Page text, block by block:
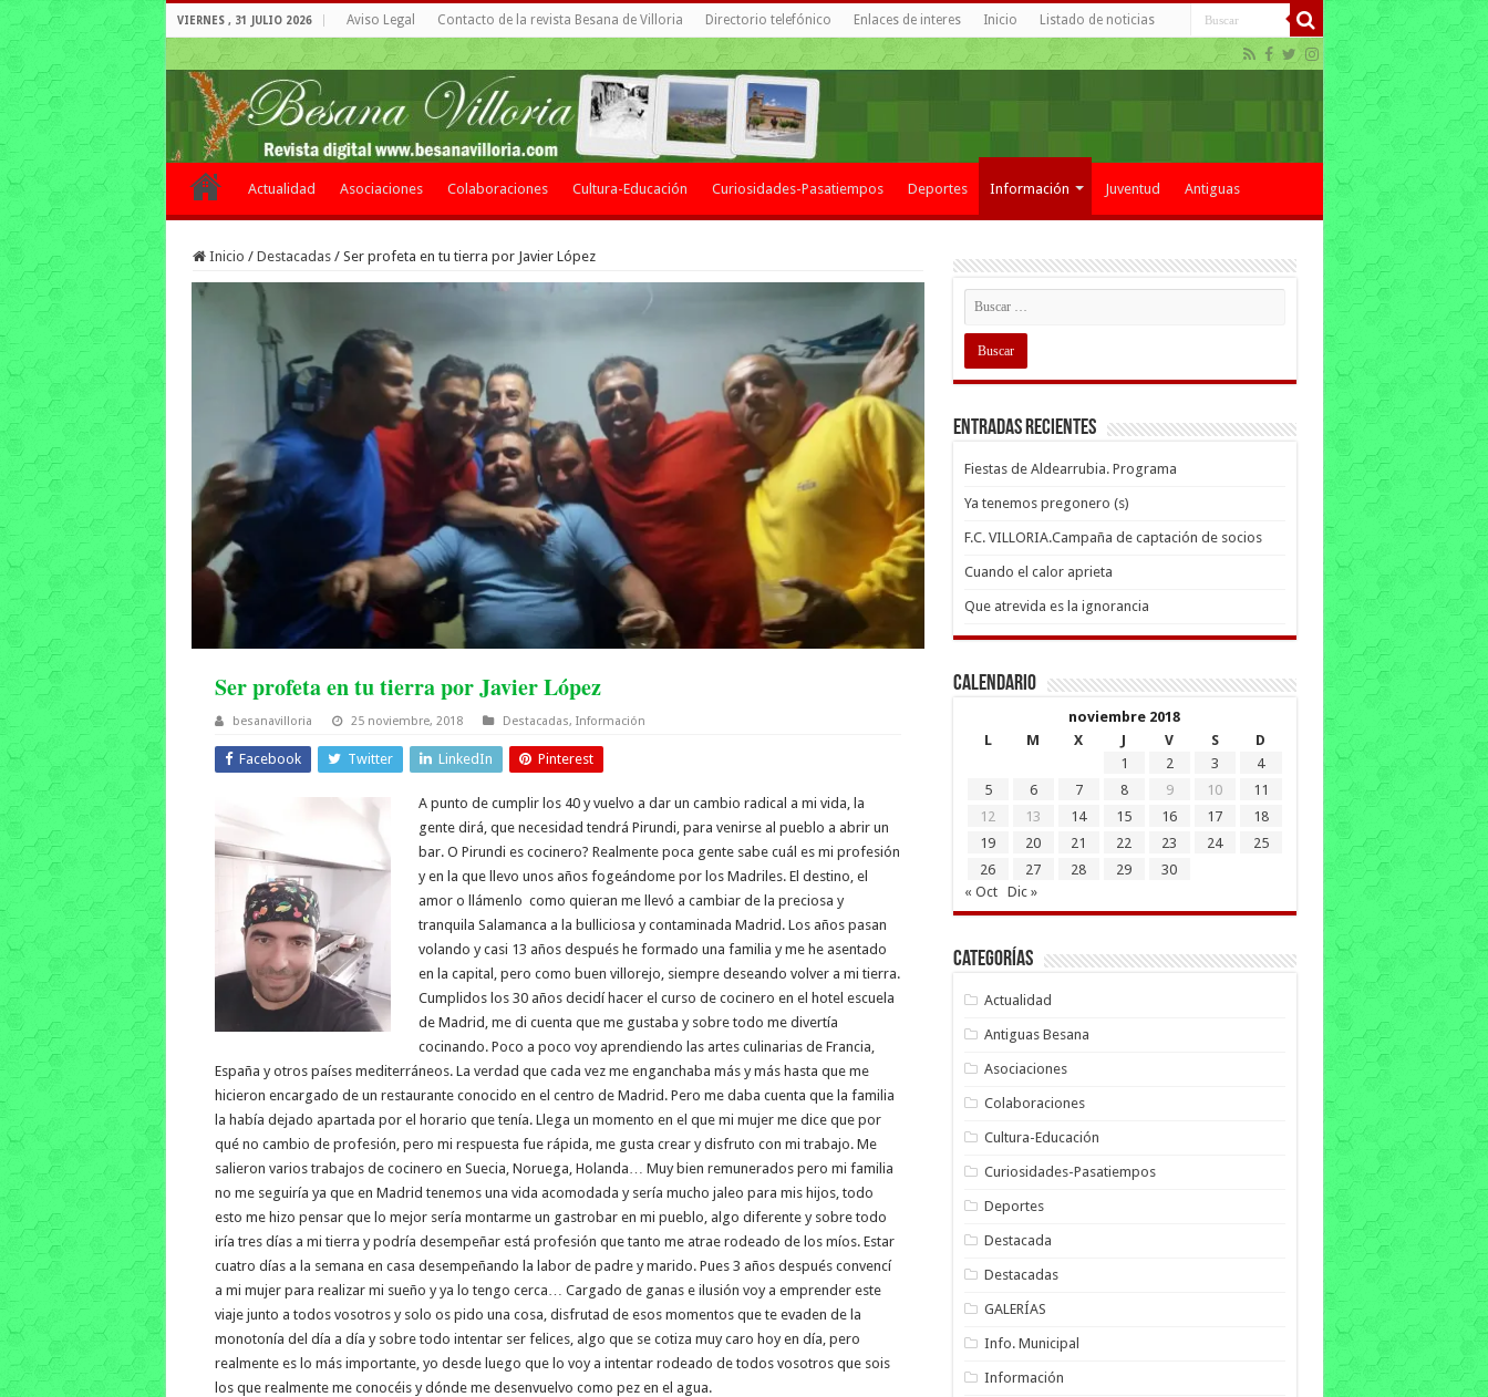
VIERNES , 31 JULIO 2026 Aviso Legal Contacto de la revista Besana de Villoria Directorio telefónico Enlaces de interes Inicio Listado de noticias
Actualidad Asociaciones Colaboraciones Cultura-Educación Curiosidades-Pasatiempos Deportes Información Juventud Antiguas
Inicio / Destacadas / Ser profeta en tu tierra por Javier López
Ser profeta en tu tierra por Javier López
besanavilloria 25 noviembre, 2018 Destacadas, Información
Facebook Twitter LinkedIn Pinterest
A punto de cumplir los 40 y vuelvo a dar un cambio radical a mi vida, la
gente dirá, que necesidad tendrá Pirundi, para venirse al pueblo a abrir un
bar. O Pirundi es cocinero? Realmente poca gente sabe cuál es mi profesión
y en la que llevo unos años fogeándome por los Madriles. El destino, el
amor o llámenlo como quieran me llevó a cambiar de la preciosa y
tranquila Salamanca a la bulliciosa y contaminada Madrid. Los años pasan
volando y casi 13 años después he formado una familia y me he asentado
en la capital, pero como buen villorejo, siempre deseando volver a mi tierra.
Cumplidos los 30 años decidí hacer el curso de cocinero en el hotel escuela
de Madrid, me di cuenta que me gustaba y sobre todo me divertía
cocinando. Poco a poco voy aprendiendo las artes culinarias de Francia,
España y otros países mediterráneos. La verdad que cada vez me enganchaba más y más hasta que me
hicieron encargado de un restaurante conocido en el centro de Madrid. Pero me daba cuenta que la familia
la había dejado apartada por el horario que tenía. Llega un momento en el que mi mujer me dice que por
qué no cambio de profesión, pero mi respuesta fue rápida, me gusta crear y disfruto con mi trabajo. Me
salieron varios trabajos de cocinero en Suecia, Noruega, Holanda… Muy bien remunerados pero mi familia
no me seguiría ya que en Madrid tenemos una vida acomodada y sería mucho jaleo para mis hijos, todo
esto me hizo pensar que lo mejor sería montarme un gastrobar en mi pueblo, algo diferente y sobre todo
iría tres días a mi tierra y podría desempeñar está profesión que tanto me atrae rodeado de los míos. Estar
cuatro días a la semana en casa desempeñando la labor de padre y marido. Pues 3 años después convencí
a mi mujer para realizar mi sueño y ya lo tengo cerca… Cargado de ganas e ilusión voy a emprender este
viaje junto a todos vosotros y solo os pido una cosa, disfrutad de esos momentos que te evaden de la
monotonía del día a día y sobre todo intentar ser felices, algo que se cotiza muy caro hoy en día, pero
realmente es lo más importante, yo desde luego que lo voy a intentar rodeado de todos vosotros que sois
los que realmente me conocéis y dónde me desenvuelvo como pez en el agua.
Entradas recientes
Fiestas de Aldearrubia. Programa
Ya tenemos pregonero (s)
F.C. VILLORIA.Campaña de captación de socios
Cuando el calor aprieta
Que atrevida es la ignorancia
Calendario
noviembre 2018
L
M X J V S
D
1
2 3
4
5
6 7 8 9 10
11
12
13 14 15 16 17
18
19
20 21 22 23 24
25
26
27 28 29
30
« Oct
Dic »
Categorías
Actualidad
Antiguas Besana
Asociaciones
Colaboraciones
Cultura-Educación
Curiosidades-Pasatiempos
Deportes
Destacada
Destacadas
GALERÍAS
Info. Municipal
Información